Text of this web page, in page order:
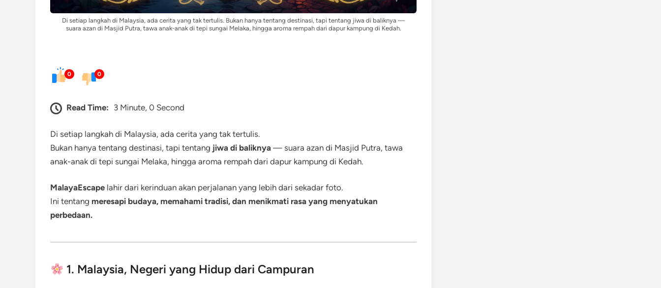
Di setiap langkah di Malaysia, ada cerita yang tak tertulis. Bukan hanya tentang destinasi, tapi tentang jiwa di baliknya —
suara azan di Masjid Putra, tawa anak-anak di tepi sungai Melaka, hingga aroma rempah dari dapur kampung di Kedah.
0 0
Read Time: 3 Minute, 0 Second
Di setiap langkah di Malaysia, ada cerita yang tak tertulis.
Bukan hanya tentang destinasi, tapi tentang jiwa di baliknya — suara azan di Masjid Putra, tawa
anak-anak di tepi sungai Melaka, hingga aroma rempah dari dapur kampung di Kedah.
MalayaEscape lahir dari kerinduan akan perjalanan yang lebih dari sekadar foto.
Ini tentang meresapi budaya, memahami tradisi, dan menikmati rasa yang menyatukan
perbedaan.
1. Malaysia, Negeri yang Hidup dari Campuran